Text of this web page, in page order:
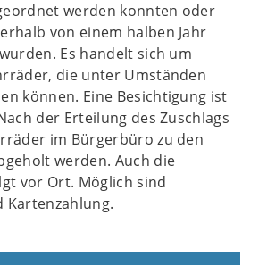
werden konnten oder
von einem halben Jahr
Es handelt sich um
die unter Umständen
können. Eine Besichtigung ist
der Erteilung des Zuschlags
im Bürgerbüro zu den
werden. Auch die
vor Ort. Möglich sind
Kartenzahlung.